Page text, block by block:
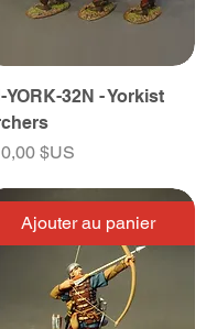
YORK-32N - Yorkist
$US
Ajouter au panier